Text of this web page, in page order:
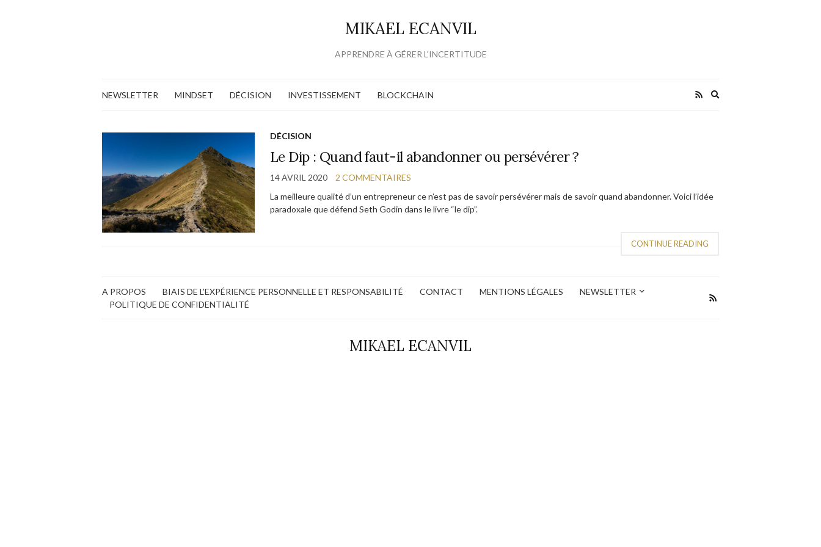
MIKAEL ECANVIL
APPRENDRE À GÉRER L'INCERTITUDE
NEWSLETTER MINDSET DÉCISION INVESTISSEMENT BLOCKCHAIN
DÉCISION
Le Dip : Quand faut-il abandonner ou persévérer ?
14 AVRIL 2020
2 COMMENTAIRES
La meilleure qualité d’un entrepreneur ce n’est pas de savoir persévérer mais de savoir quand abandonner. Voici l’idée
paradoxale que défend Seth Godin dans le livre “le dip”.
CONTINUE READING
A PROPOS BIAIS DE L’EXPÉRIENCE PERSONNELLE ET RESPONSABILITÉ CONTACT MENTIONS LÉGALES
NEWSLETTER
POLITIQUE DE CONFIDENTIALITÉ
MIKAEL ECANVIL